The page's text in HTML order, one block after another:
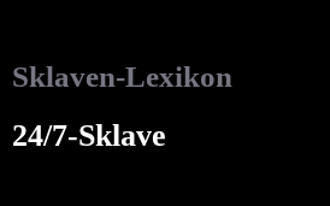
Sklaven-Lexikon
24/7-Sklave